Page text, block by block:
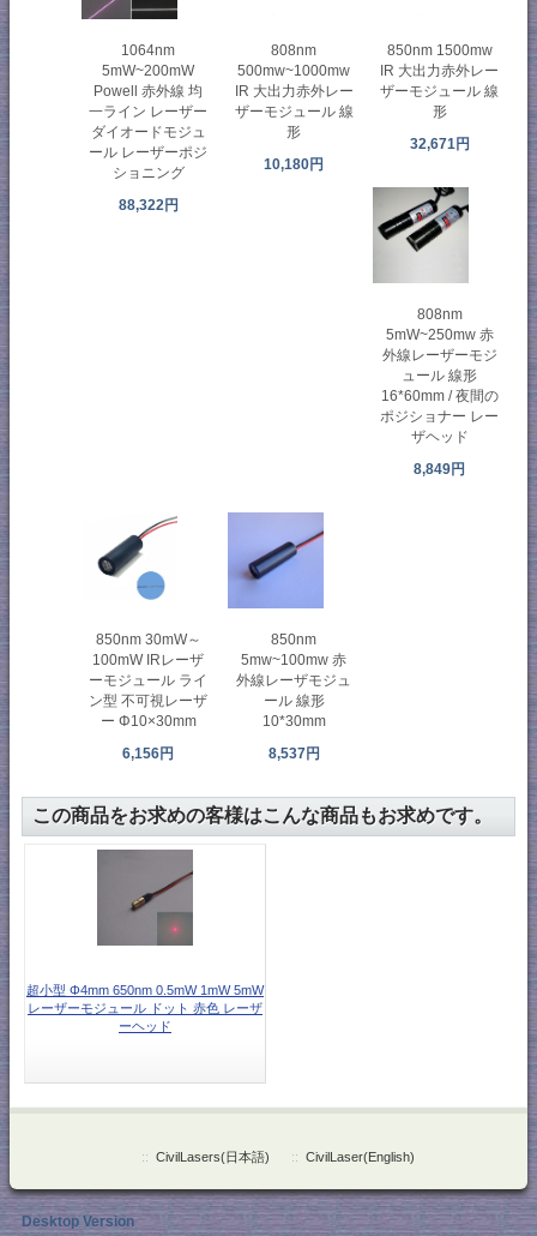
1064nm
5mW~200mW
Powell 赤外線 均
一ライン レーザー
ダイオードモジュ
ール レーザーポジ
ショニング
88,322円
808nm
500mw~1000mw
IR 大出力赤外レー
ザーモジュール 線
形
10,180円
850nm 1500mw
IR 大出力赤外レー
ザーモジュール 線
形
32,671円
808nm
5mW~250mw 赤
外線レーザーモジ
ュール 線形
16*60mm / 夜間の
ポジショナー レー
ザヘッド
8,849円
850nm 30mW～
100mW IRレーザ
ーモジュール ライ
ン型 不可視レーザ
ー Φ10×30mm
6,156円
850nm
5mw~100mw 赤
外線レーザモジュ
ール 線形
10*30mm
8,537円
この商品をお求めの客様はこんな商品もお求めです。
超小型 Φ4mm 650nm 0.5mW 1mW 5mW
レーザーモジュール ドット 赤色 レーザ
ーヘッド
:: CivilLasers(日本語) :: CivilLaser(English)
Desktop Version